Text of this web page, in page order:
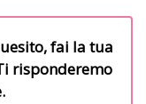
fai la tua
risponderemo